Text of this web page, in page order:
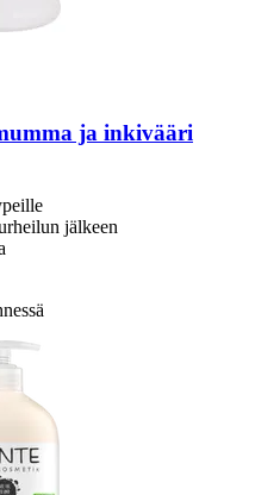
ja inkivääri
jälkeen